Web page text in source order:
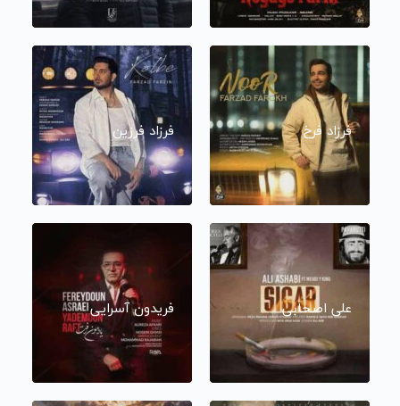
فرزاد فرخ فرزاد فرزین
علی اصحابی فریدون آسرایی